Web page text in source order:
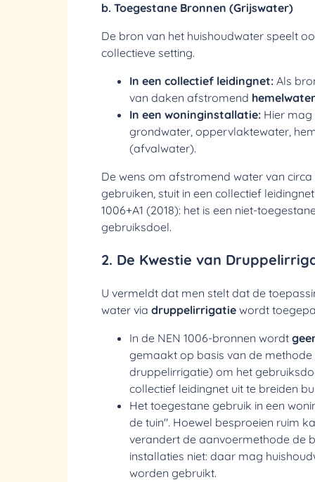
b. Toegestane Bronnen (Grijswater)
De bron van het huishoudwater speelt
collectieve setting.
In een collectief leidingnet: Als
van daken afstromend hemelwater
In een woninginstallatie: Hier
grondwater, oppervlaktewater,
(afvalwater).
De wens om afstromend water van circa
gebruiken, stuit in een collectief
1006+A1 (2018): het is een niet-
gebruiksdoel.
2. De Kwestie van
U vermeldt dat men stelt dat de
water via druppelirrigatie wordt
In de NEN 1006-bronnen wordt
gemaakt op basis van de
druppelirrigatie) om het
collectief leidingnet uit te breiden
Het toegestane gebruik in een
de tuin". Hoewel besproeien ruim
verandert de aanvoermethode de
installaties niet: daar mag
worden gebruikt.